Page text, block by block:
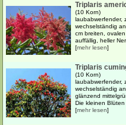
Triplaris
(10 Korn)
laubabwerfender,
wechselständig
cm breiten,
auffällig, heller
[mehr lesen]
Triplaris
(10 Korn)
laubabwerfender,
wechselständig
glänzend
Die kleinen
[mehr lesen]